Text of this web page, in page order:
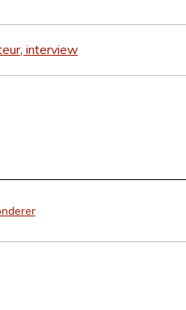
interview